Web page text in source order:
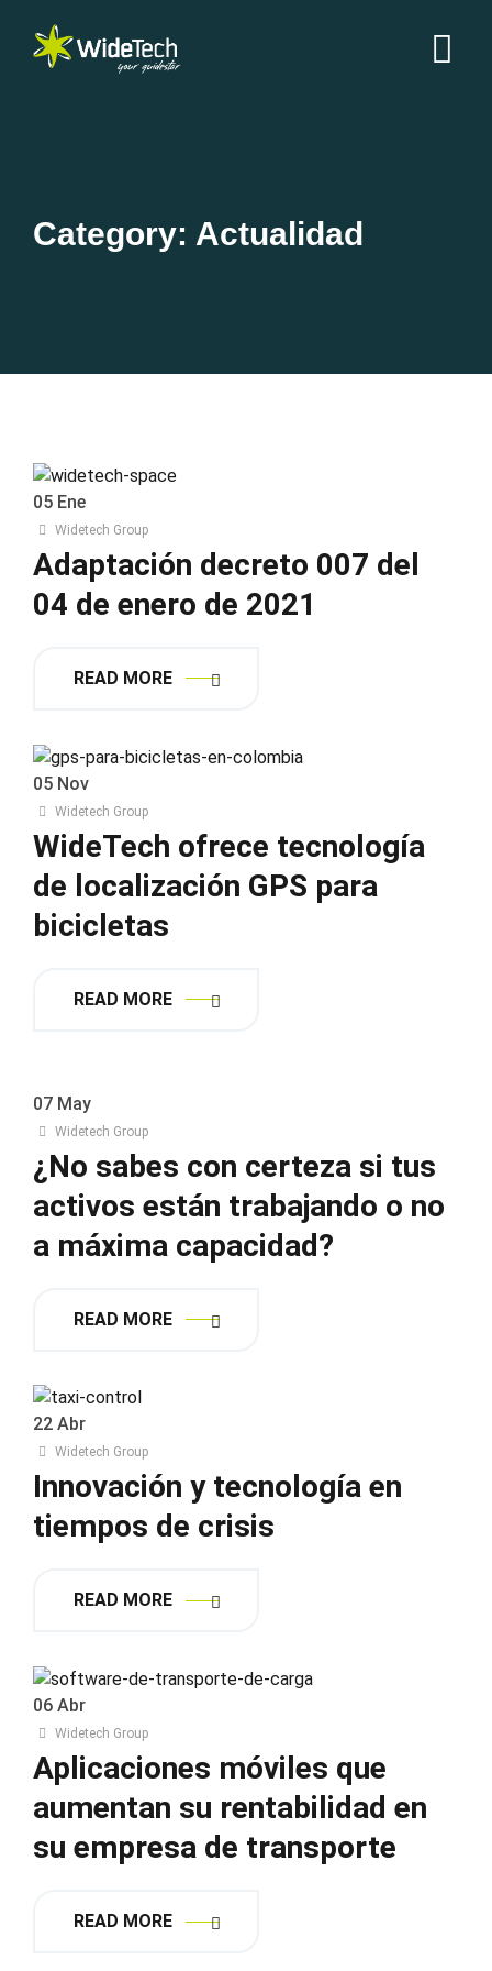
Category: Actualidad
05 Ene
Widetech Group
Adaptación decreto 007 del
04 de enero de 2021
READ MORE
05 Nov
Widetech Group
WideTech ofrece tecnología
de localización GPS para
bicicletas
READ MORE
07 May
Widetech Group
¿No sabes con certeza si tus
activos están trabajando o no
a máxima capacidad?
READ MORE
22 Abr
Widetech Group
Innovación y tecnología en
tiempos de crisis
READ MORE
06 Abr
Widetech Group
Aplicaciones móviles que
aumentan su rentabilidad en
su empresa de transporte
READ MORE